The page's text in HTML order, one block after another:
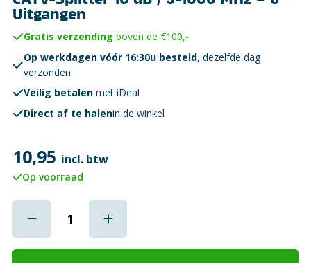
Uitgangen
Gratis verzending boven de €100,-
Op werkdagen vóór 16:30u besteld, dezelfde dag
verzonden
Veilig betalen met iDeal
Direct af te halenin de winkel
10,95 incl. btw
Op voorraad